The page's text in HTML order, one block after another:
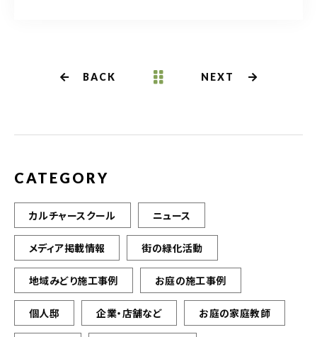
b r
BACK NEXT
CATEGORY
カルチャースクール ニュース
メディア掲載情報 街の緑化活動
地域みどり施工事例 お庭の施工事例
個人邸 企業・店舗など お庭の家庭教師